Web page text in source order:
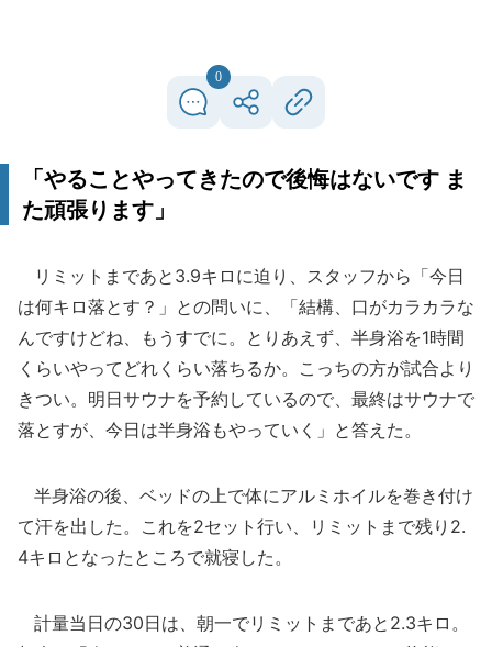
0
「やることやってきたので後悔はないです ま
た頑張ります」
リミットまであと3.9キロに迫り、スタッフから「今日
は何キロ落とす？」との問いに、「結構、口がカラカラな
んですけどね、もうすでに。とりあえず、半身浴を1時間
くらいやってどれくらい落ちるか。こっちの方が試合より
きつい。明日サウナを予約しているので、最終はサウナで
落とすが、今日は半身浴もやっていく」と答えた。
半身浴の後、ベッドの上で体にアルミホイルを巻き付け
て汗を出した。これを2セット行い、リミットまで残り2.
4キロとなったところで就寝した。
計量当日の30日は、朝一でリミットまであと2.3キロ。